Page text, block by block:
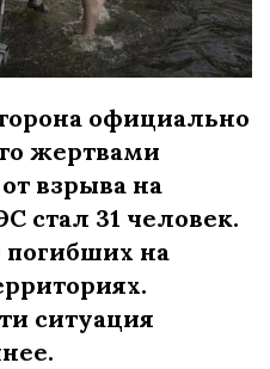
официально
жертвами
взрыва на
стал 31 человек.
погибших на
ситуация